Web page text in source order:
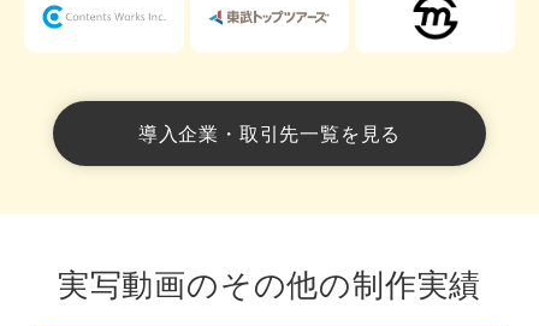
導入企業・取引先一覧を見る
実写動画のその他の制作実績